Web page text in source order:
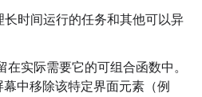
长时间运行的任务和其他可以异
实际需要它的可组合函数中。
中移除该特定界面元素（例